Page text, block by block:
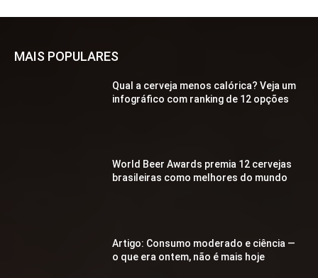
MAIS POPULARES
Qual a cerveja menos calórica? Veja um
infográfico com ranking de 12 opções
World Beer Awards premia 12 cervejas
brasileiras como melhores do mundo
Artigo: Consumo moderado e ciência —
o que era ontem, não é mais hoje